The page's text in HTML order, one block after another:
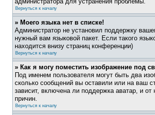
Вернуться к началу
» Моего языка нет в списке!
Администратор не установил поддержку
нужный вам языковой пакет. Если такого
находится внизу страниц конференции)
Вернуться к началу
» Как я могу поместить изображение под
Под именем пользователя могут быть два
сколько сообщений вы оставили или на ваш
зависит, включена ли поддержка аватар, и
причин.
Вернуться к началу